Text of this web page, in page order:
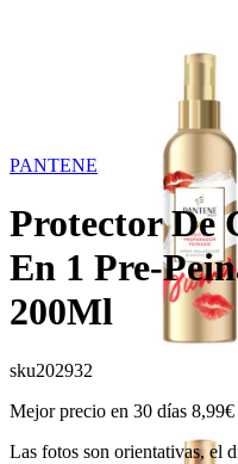
PANTENE
Protector De
En 1 Pre-
200Ml
sku202932
Mejor precio en 30 días 8,99€
Las fotos son orientativas, el